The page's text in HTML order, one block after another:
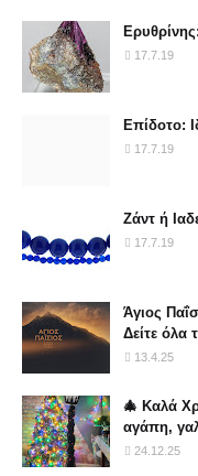
17.7.19
Επίδοτο:
17.7.19
Ζάντ ή
17.7.19
Άγιος
Δείτε όλα
13.4.25
🎄 Καλά
αγάπη,
24.12.25